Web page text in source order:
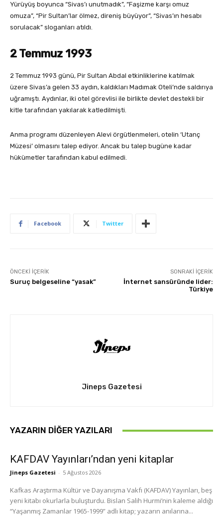
Yürüyüş boyunca “Sivas’ı unutmadık”, “Faşizme karşı omuz
omuza”, “Pir Sultan’lar ölmez, direniş büyüyor”, “Sivas’ın hesabı
sorulacak” sloganları atıldı.
2 Temmuz 1993
2 Temmuz 1993 günü, Pir Sultan Abdal etkinliklerine katılmak
üzere Sivas’a gelen 33 aydın, kaldıkları Madımak Oteli’nde saldırıya
uğramıştı. Aydınlar, iki otel görevlisi ile birlikte devlet destekli bir
kitle tarafından yakılarak katledilmişti.
Anma programı düzenleyen Alevi örgütlenmeleri, otelin ‘Utanç
Müzesi’ olmasını talep ediyor. Ancak bu talep bugüne kadar
hükümetler tarafından kabul edilmedi.
Facebook Twitter
ÖNCEKI İÇERIK
Suruç belgeseline “yasak”
SONRAKI İÇERIK
İnternet sansüründe lider:
Türkiye
Jineps Gazetesi
YAZARIN DIĞER YAZILARI
KAFDAV Yayınları’ndan yeni kitaplar
Jineps Gazetesi - 5 Ağustos 2026
Kafkas Araştırma Kültür ve Dayanışma Vakfı (KAFDAV) Yayınları, beş
yeni kitabı okurlarla buluşturdu. Bislan Salih Hurmi’nin kaleme aldığı
“Yaşanmış Zamanlar 1965-1999” adlı kitap; yazarın anılarına...